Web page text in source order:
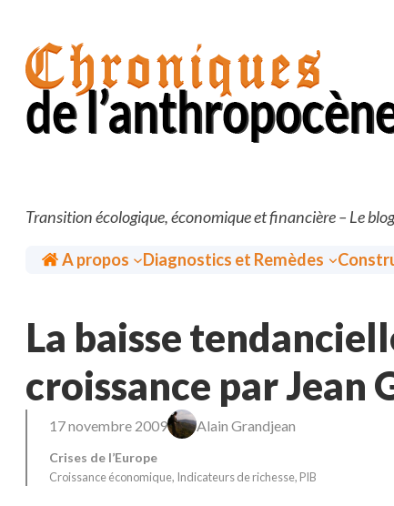
contenu
Transition écologique, économique et financière – Le
Accueil
A propos Diagnostics et Remèdes
La baisse
croissance par Jean
17 novembre 2009 Alain Grandjean
Crises de l’Europe
Croissance économique, Indicateurs de richesse, PIB